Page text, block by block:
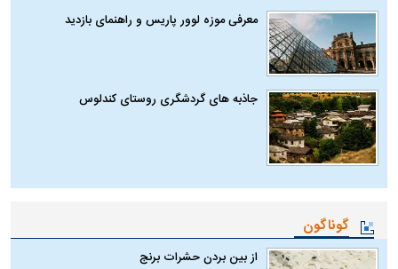
معرفی موزه لوور پاریس و راهنمای بازدید
جاذبه های گردشگری روستای کندلوس
گوناگون
از بین بردن حشرات برنج